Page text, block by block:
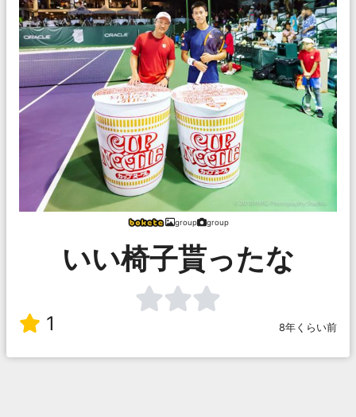
group group
いい椅子貰ったな
1 8年くらい前